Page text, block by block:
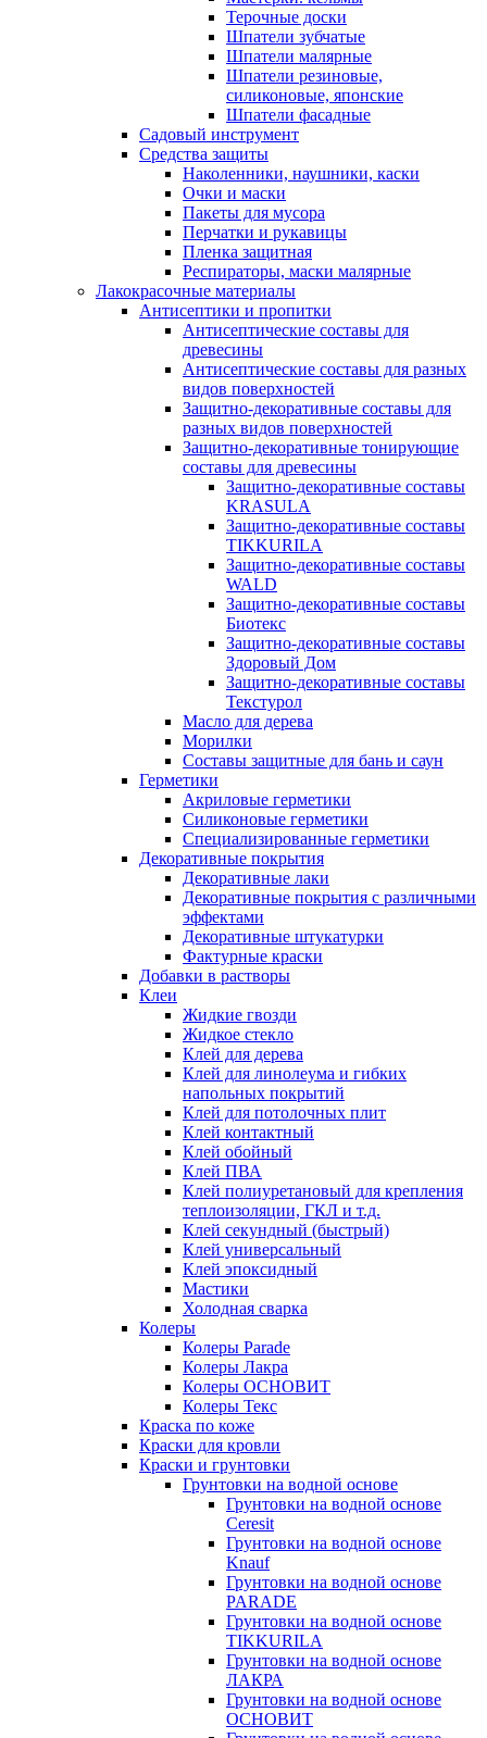
Терочные доски
Шпатели зубчатые
Шпатели малярные
Шпатели резиновые,
силиконовые, японские
Шпатели фасадные
Садовый инструмент
Средства защиты
Наколенники, наушники, каски
Очки и маски
Пакеты для мусора
Перчатки и рукавицы
Пленка защитная
Респираторы, маски малярные
Лакокрасочные материалы
Антисептики и пропитки
Антисептические составы для
древесины
Антисептические составы для разных
видов поверхностей
Защитно-декоративные составы для
разных видов поверхностей
Защитно-декоративные тонирующие
составы для древесины
Защитно-декоративные составы
KRASULA
Защитно-декоративные составы
TIKKURILA
Защитно-декоративные составы
WALD
Защитно-декоративные составы
Биотекс
Защитно-декоративные составы
Здоровый Дом
Защитно-декоративные составы
Текстурол
Масло для дерева
Морилки
Составы защитные для бань и саун
Герметики
Акриловые герметики
Силиконовые герметики
Специализированные герметики
Декоративные покрытия
Декоративные лаки
Декоративные покрытия с различными
эффектами
Декоративные штукатурки
Фактурные краски
Добавки в растворы
Клеи
Жидкие гвозди
Жидкое стекло
Клей для дерева
Клей для линолеума и гибких
напольных покрытий
Клей для потолочных плит
Клей контактный
Клей обойный
Клей ПВА
Клей полиуретановый для крепления
теплоизоляции, ГКЛ и т.д.
Клей секундный (быстрый)
Клей универсальный
Клей эпоксидный
Мастики
Холодная сварка
Колеры
Колеры Parade
Колеры Лакра
Колеры ОСНОВИТ
Колеры Текс
Краска по коже
Краски для кровли
Краски и грунтовки
Грунтовки на водной основе
Грунтовки на водной основе
Ceresit
Грунтовки на водной основе
Knauf
Грунтовки на водной основе
PARADE
Грунтовки на водной основе
TIKKURILA
Грунтовки на водной основе
ЛАКРА
Грунтовки на водной основе
ОСНОВИТ